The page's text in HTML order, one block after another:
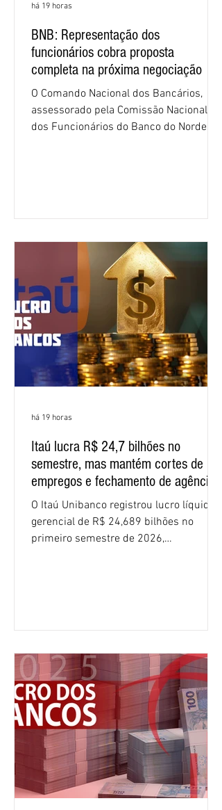
BNB: Representação dos
funcionários cobra proposta
completa na próxima negociação
O Comando Nacional dos Bancários,
assessorado pela Comissão Nacional
dos Funcionários do Banco do Nordeste
negociação encerrou a discussão das
cláusulas econômicas e sindicais da
minuta, e a representação dos
funcionários cobrou que o banco
apresente uma proposta c
há 19 horas
Itaú lucra R$ 24,7 bilhões no
semestre, mas mantém cortes de
empregos e fechamento de agências
O Itaú Unibanco registrou lucro líquido
gerencial de R$ 24,689 bilhões no
primeiro semestre de 2026,
patrimônio líquido médio anualizado
(ROE), no Brasil, chegou a 26% no
semestre, avanço de 2,1 pontos
percentuais em 12 meses. Apesar dos
resultados expressivos, o banco conti
há 19 horas